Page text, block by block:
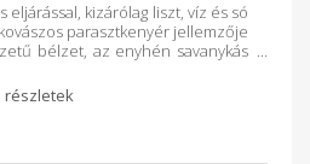
eljárással, kizárólag liszt, víz és só
parasztkenyér jellemzője
bélzet, az enyhén savanykás
a bélműködést. Összetétel: teljes
víz, vadkovász, só Tárolás: